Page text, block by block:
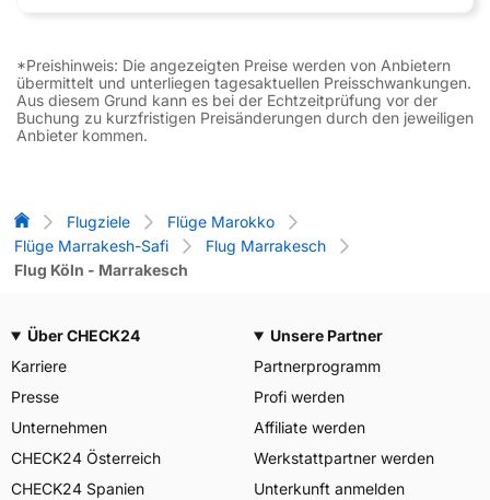
*Preishinweis: Die angezeigten Preise werden von Anbietern
übermittelt und unterliegen tagesaktuellen Preisschwankungen.
Aus diesem Grund kann es bei der Echtzeitprüfung vor der
Buchung zu kurzfristigen Preisänderungen durch den jeweiligen
Anbieter kommen.
Flug-Vergleich
Flugziele
Flüge Marokko
Flüge Marrakesh-Safi
Flug Marrakesch
Flug Köln - Marrakesch
Über CHECK24
Karriere
Presse
Unternehmen
CHECK24 Österreich
CHECK24 Spanien
Unsere Partner
Partnerprogramm
Profi werden
Affiliate werden
Werkstattpartner werden
Unterkunft anmelden